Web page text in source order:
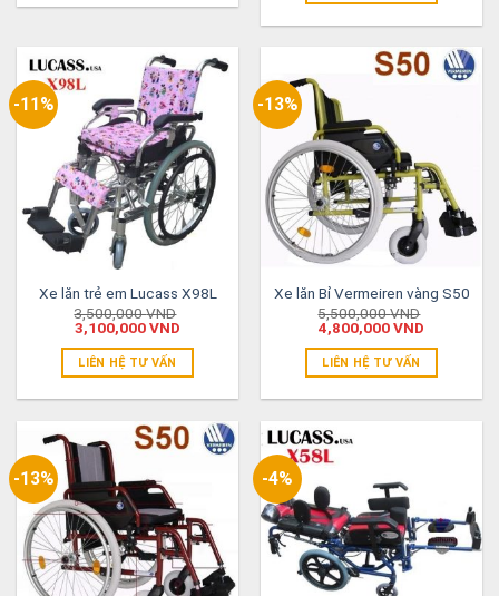
-11%
Xe lăn trẻ em Lucass X98L
3,500,000VND
3,100,000VND
LIÊN HỆ TƯ VẤN
-13%
Xe lăn Bỉ Vermeiren vàng S50
5,500,000VND
4,800,000VND
LIÊN HỆ TƯ VẤN
-13% -4%